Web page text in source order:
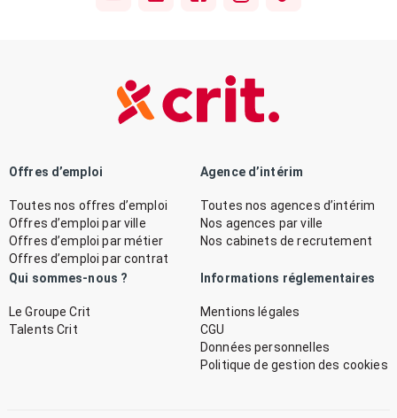
Offres d’emploi
Toutes nos offres d’emploi
Offres d’emploi par ville
Offres d’emploi par métier
Offres d’emploi par contrat
Agence d’intérim
Toutes nos agences d’intérim
Nos agences par ville
Nos cabinets de recrutement
Qui sommes-nous ?
Le Groupe Crit
Talents Crit
Informations réglementaires
Mentions légales
CGU
Données personnelles
Politique de gestion des cookies